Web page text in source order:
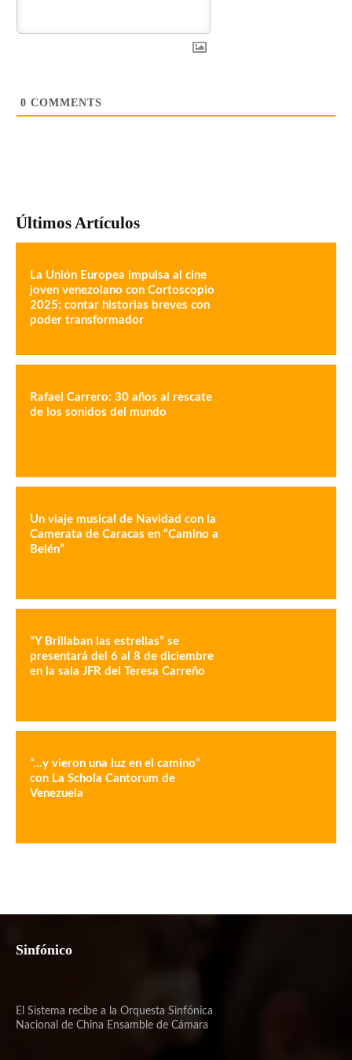
0 COMMENTS
Últimos Artículos
La Unión Europea impulsa al cine
joven venezolano con Cortoscopio
2025: contar historias breves con
poder transformador
Rafael Carrero: 30 años al rescate
de los sonidos del mundo
Un viaje musical de Navidad con la
Camerata de Caracas en “Camino a
Belén”
“Y Brillaban las estrellas” se
presentará del 6 al 8 de diciembre
en la sala JFR del Teresa Carreño
“…y vieron una luz en el camino”
con La Schola Cantorum de
Venezuela
Sinfónico
El Sistema recibe a la Orquesta Sinfónica
Nacional de China Ensamble de Cámara